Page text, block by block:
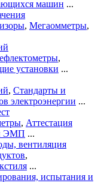
машин ...
, Мегаомметры,
,
установки ...
, Стандарты и
электроэнергии ...
, Аттестация
ЭМП ...
вентиляция
,
...
испытания и